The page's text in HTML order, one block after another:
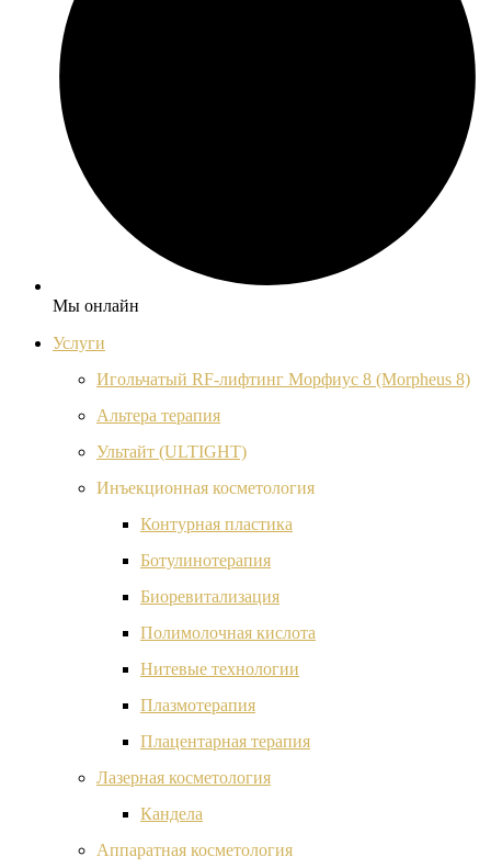
Мы онлайн
Услуги
Игольчатый RF-лифтинг Морфиус 8 (Morpheus 8)
Альтера терапия
Ультайт (ULTIGHT)
Инъекционная косметология
Контурная пластика
Ботулинотерапия
Биоревитализация
Полимолочная кислота
Нитевые технологии
Плазмотерапия
Плацентарная терапия
Лазерная косметология
Кандела
Аппаратная косметология